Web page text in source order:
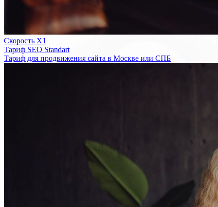
Скорость Х1
Тариф SEO Standart
Тариф для продвижения сайта в Москве или СПБ